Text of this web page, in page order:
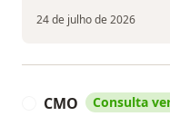
24 de julho de 2026
CMO Consulta